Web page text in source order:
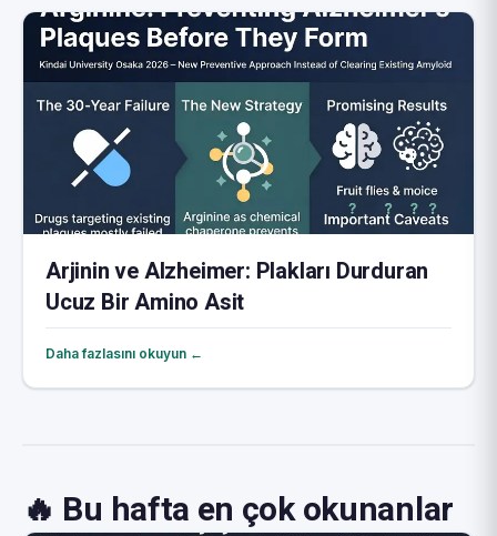
Arjinin ve Alzheimer: Plakları Durduran
Ucuz Bir Amino Asit
Daha fazlasını okuyun ←
🔥 Bu hafta en çok okunanlar